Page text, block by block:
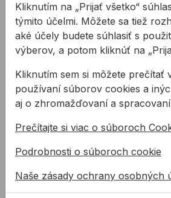
Na stiahnutie
KBU DOWSIL 993
Karta bezpečnostných údajov pre
lepidlo DOWSIL 993
Katalóg silikónov DOW SSG
SAAP OTTOSEAL S7 kompatibilita
Zoznam kompatibilných SG/WS
Kliknutím na „Prijať všetko“
týmito účelmi. Môžete sa tiež
aké účely budete súhlasiť s
výberov, a potom kliknúť na
Kliknutím sem si môžete prečítať
používaní súborov cookies a
aj o zhromažďovaní a
Prečítajte si viac o súboroch
Podrobnosti o súboroch cookie
Naše zásady ochrany osobných